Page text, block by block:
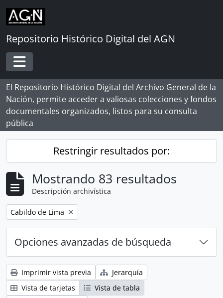
Skip to main content
Repositorio Histórico Digital del AGN
Toggle navigation
El Repositorio Histórico Digital del Archivo General de la
Nación, permite acceder a valiosas colecciones y fondos
documentales organizados, listos para su consulta
pública
Restringir resultados por:
Mostrando 83 resultados
Descripción archivística
Remove filter:
Cabildo de Lima
Opciones avanzadas de búsqueda
Imprimir vista previa
Jerarquía
Vista de tarjetas
Vista de tabla